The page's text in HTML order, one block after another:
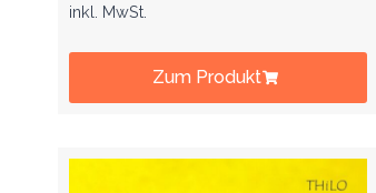
inkl. MwSt.
Zum Produkt